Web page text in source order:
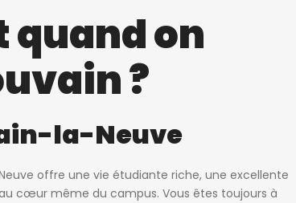
quand on
?
la-Neuve
offre une vie étudiante riche, une excellente
cœur même du campus. Vous êtes toujours à